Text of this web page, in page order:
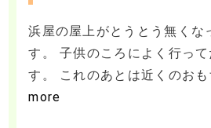
浜屋の屋上がとうとう無くな
す。 子供のころによく行って
す。 これのあとは近くのお
more